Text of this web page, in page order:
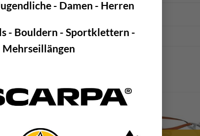
- Damen - Herren
- Bouldern - Sportklettern -
Mehrseillängen